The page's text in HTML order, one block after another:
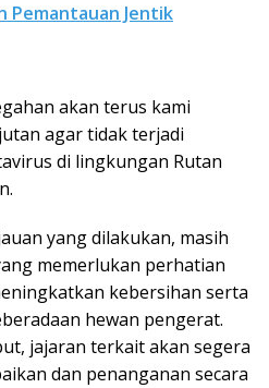
Pemantauan Jentik
akan terus kami
agar tidak terjadi
di lingkungan Rutan
yang dilakukan, masih
memerlukan perhatian
kebersihan serta
hewan pengerat.
jajaran terkait akan segera
dan penanganan secara